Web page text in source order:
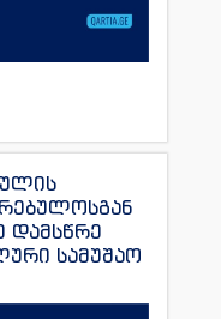
დამსწრე
სამუშაო